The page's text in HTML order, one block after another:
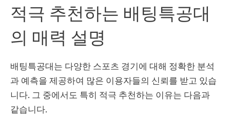
적극 추천하는 배팅특공대
의 매력 설명
배팅특공대는 다양한 스포츠 경기에 대해 정확한 분석
과 예측을 제공하여 많은 이용자들의 신뢰를 받고 있습
니다. 그 중에서도 특히 적극 추천하는 이유는 다음과
같습니다.